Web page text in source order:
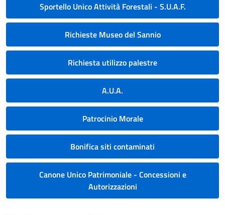
Sportello Unico Attività Forestali - S.U.A.F.
Richieste Museo del Sannio
Richiesta utilizzo palestre
A.U.A.
Patrocinio Morale
Bonifica siti contaminati
Canone Unico Patrimoniale - Concessioni e
Autorizzazioni